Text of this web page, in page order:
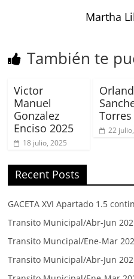
Martha
También te
Victor
Manuel
Gonzalez
Enciso 2025
18 julio, 2025
Torres
22
Recent Posts
GACETA XVI Apartado 1.5
Transito Municipal/Abr-Jun
Transito Muncipal/Ene-Mar
Transito Municipal/Abr-Jun